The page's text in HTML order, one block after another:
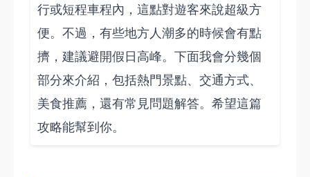
行或短程車程內，這點對遊客來說超級方
便。不過，有些地方人潮多的時候會有點
擠，建議避開假日高峰。下面我會分幾個
部分來介紹，包括熱門景點、交通方式、
美食推薦，還有常見問題解答。希望這篇
攻略能幫到你。